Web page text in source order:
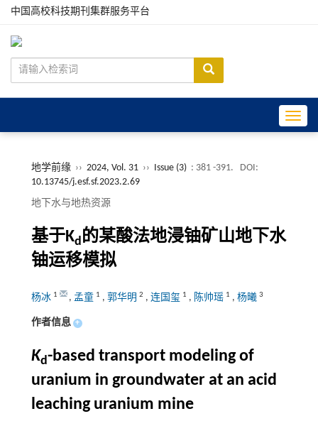
中国高校科技期刊集群服务平台
地学前缘 ›› 2024, Vol. 31 ›› Issue (3) : 381 -391.
DOI:
10.13745/j.esf.sf.2023.2.69
地下水与地热资源
基于Kd 的某酸法地浸铀矿山地下水
铀运移模拟
杨冰 1 , 孟童 1 , 郭华明 2 , 连国玺 1 , 陈帅瑶 1 , 杨曦 3
作者信息 +
Kd-based transport modeling of
uranium in groundwater at an acid
leaching uranium mine